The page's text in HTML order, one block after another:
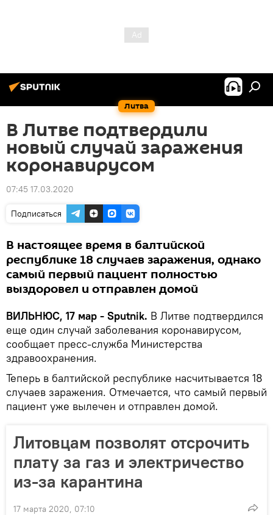
Литва
В Литве подтвердили
новый случай заражения
коронавирусом
07:45 17.03.2020
Подписаться
В настоящее время в балтийской
республике 18 случаев заражения, однако
самый первый пациент полностью
выздоровел и отправлен домой
ВИЛЬНЮС, 17 мар - Sputnik. В Литве подтвердился
еще один случай заболевания коронавирусом,
сообщает пресс-служба Министерства
здравоохранения.
Теперь в балтийской республике насчитывается 18
случаев заражения. Отмечается, что самый первый
пациент уже вылечен и отправлен домой.
Литовцам позволят отсрочить
плату за газ и электричество
из-за карантина
17 марта 2020, 07:10